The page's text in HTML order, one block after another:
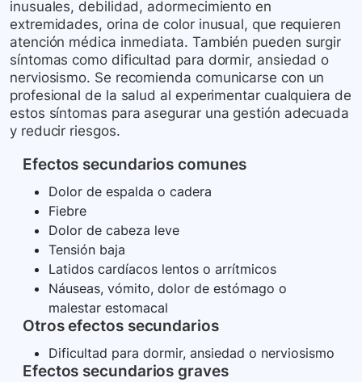
inusuales, debilidad, adormecimiento en
extremidades, orina de color inusual, que requieren
atención médica inmediata. También pueden surgir
síntomas como dificultad para dormir, ansiedad o
nerviosismo. Se recomienda comunicarse con un
profesional de la salud al experimentar cualquiera de
estos síntomas para asegurar una gestión adecuada
y reducir riesgos.
Efectos secundarios comunes
Dolor de espalda o cadera
Fiebre
Dolor de cabeza leve
Tensión baja
Latidos cardíacos lentos o arrítmicos
Náuseas, vómito, dolor de estómago o
malestar estomacal
Otros efectos secundarios
Dificultad para dormir, ansiedad o nerviosismo
Efectos secundarios graves